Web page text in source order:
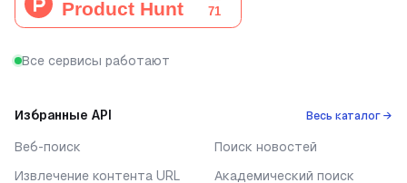
Все сервисы работают
Избранные API Весь каталог →
Веб-поиск
Поиск новостей
Извлечение контента URL
Академический поиск